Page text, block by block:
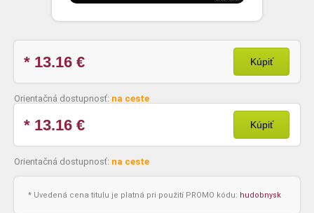
* 13.16 € Kúpiť
Orientačná dostupnosť: na ceste
* 13.16 € Kúpiť
Orientačná dostupnosť: na ceste
* Uvedená cena titulu je platná pri použití PROMO kódu: hudobnysk